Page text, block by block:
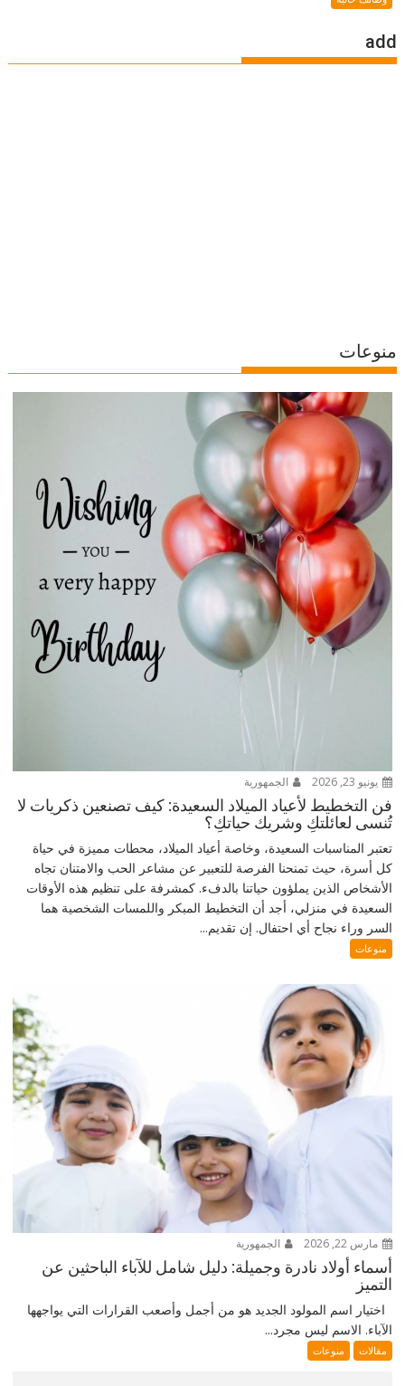
add
منوعات
يونيو 23, 2026 الجمهورية
فن التخطيط لأعياد الميلاد السعيدة: كيف تصنعين ذكريات لا
تُنسى لعائلتكِ وشريك حياتكِ؟
تعتبر المناسبات السعيدة، وخاصة أعياد الميلاد، محطات مميزة في حياة
كل أسرة، حيث تمنحنا الفرصة للتعبير عن مشاعر الحب والامتنان تجاه
الأشخاص الذين يملؤون حياتنا بالدفء. كمشرفة على تنظيم هذه الأوقات
السعيدة في منزلي، أجد أن التخطيط المبكر واللمسات الشخصية هما
السر وراء نجاح أي احتفال. إن تقديم...
منوعات
مارس 22, 2026 الجمهورية
أسماء أولاد نادرة وجميلة: دليل شامل للآباء الباحثين عن
التميز
اختيار اسم المولود الجديد هو من أجمل وأصعب القرارات التي يواجهها
الآباء. الاسم ليس مجرد...
مقالات منوعات